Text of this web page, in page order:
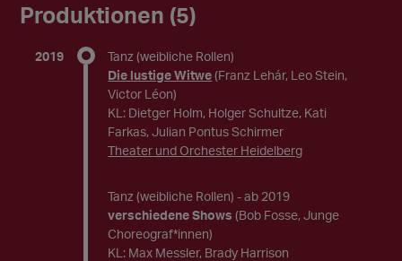
Produktionen (5)
2019
Tanz (weibliche Rollen)
Die lustige Witwe (Franz Lehár, Leo Stein,
Victor Léon)
KL: Dietger Holm, Holger Schultze, Kati
Farkas, Julian Pontus Schirmer
Theater und Orchester Heidelberg
Tanz (weibliche Rollen)- ab 2019
verschiedene Shows (Bob Fosse, Junge
Choreograf*innen)
KL: Max Messler, Brady Harrison